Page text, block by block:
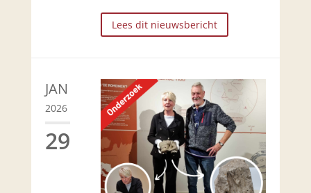
Lees dit nieuwsbericht
JAN
2026
29